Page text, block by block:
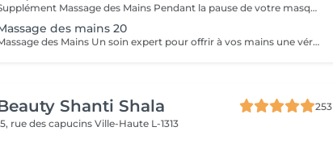
Supplément Massage des Mains Pendant la pause de votre masque, offrez-vous un massage des mains de 15 minutes. Un moment de pure détente qui libère les tensions, nourrit la peau et prolonge le bien-être. Un geste apprécié de nos clientes pour sublimer leur soin visage.
des mains 20
Massage des Mains Un soin expert pour offrir à vos mains une véritable parenthèse de bien-être. Ce massage complet de 30 minutes dénoue les tensions, stimule la circulation et nourrit la peau en profondeur. Grâce à des manuvres enveloppantes et précises, il procure une sensation immédiate de légèreté et de relaxation. Idéal pour soulager les mains sollicitées au quotidien, améliorer la souplesse articulaire et apaiser l'esprit. Un moment de soin et d'attention, réalisé avec expertise, pour des mains douces, détendues et parfaitement ressourcées.
Shanti Shala
253
rue des capucinsVille-Haute L-1313